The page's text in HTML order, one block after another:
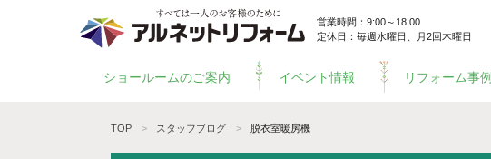
営業時間：9:00～18:00
定休日：毎週水曜日、
月2回木曜日
ショールームのご案内 イベント情報 リフォーム事例
TOP スタッフブログ 脱衣室暖房機